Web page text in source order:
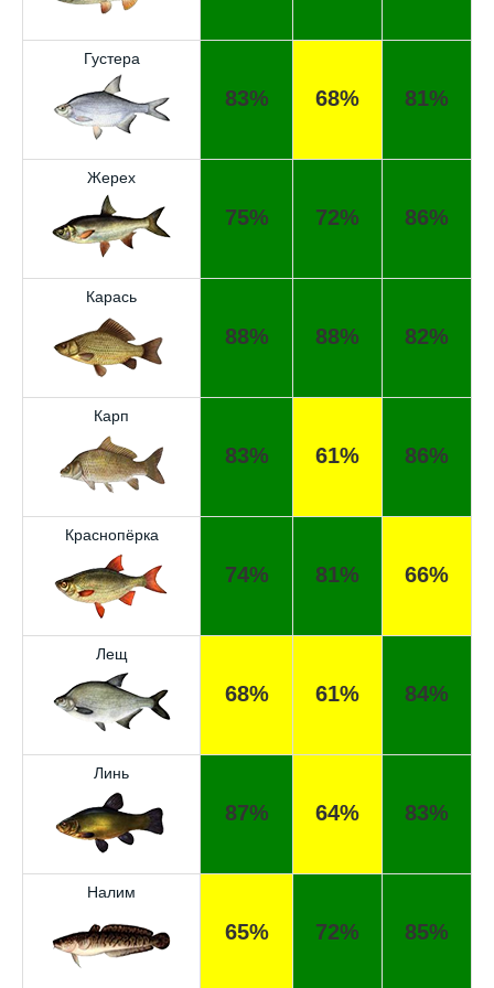
Густера
83% 68% 81%
Жерех
75% 72% 86%
Карась
88% 88% 82%
Карп
83% 61% 86%
Краснопёрка
74% 81% 66%
Лещ
68% 61% 84%
Линь
87% 64% 83%
Налим
65% 72% 85%